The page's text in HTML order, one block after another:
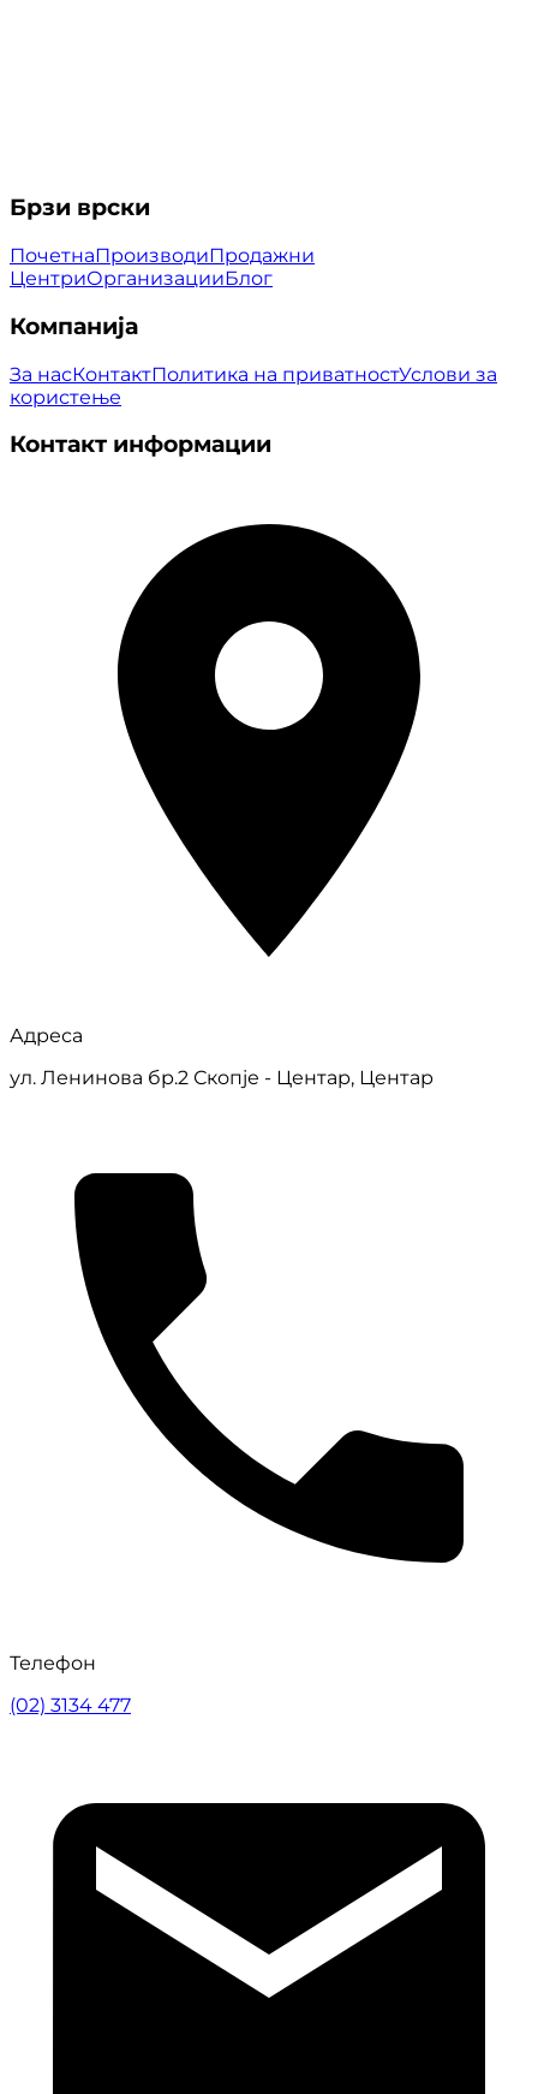
Брзи врски
ПочетнаПроизводиПродажни
ЦентриОрганизацииБлог
Компанија
За насКонтактПолитика на приватностУслови за
користење
Контакт информации
Адреса
ул. Ленинова бр.2 Скопје - Центар, Центар
Телефон
(02) 3134 477